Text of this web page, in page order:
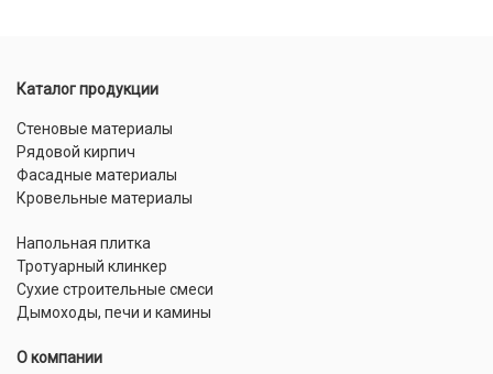
Каталог продукции
Стеновые материалы
Рядовой кирпич
Фасадные материалы
Кровельные материалы
Напольная плитка
Тротуарный клинкер
Сухие строительные смеси
Дымоходы, печи и камины
О компании